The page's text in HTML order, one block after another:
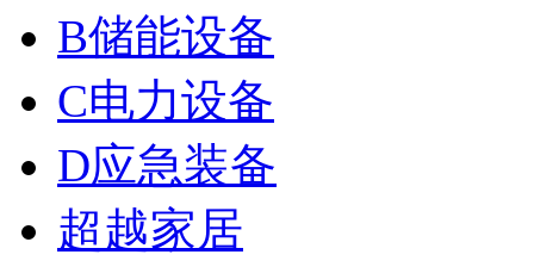
B储能设备
C电力设备
D应急装备
超越家居